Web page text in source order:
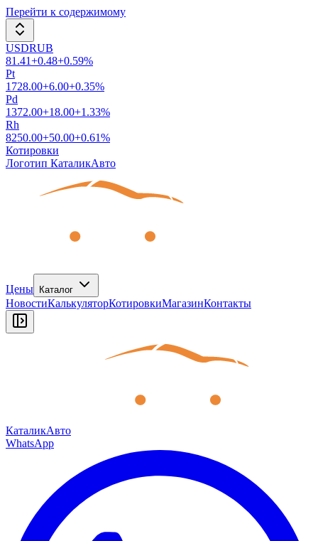
Перейти к содержимому
USDRUB
81.41+0.48+0.59%
Pt
1728.00+6.00+0.35%
Pd
1372.00+18.00+1.33%
Rh
8250.00+50.00+0.61%
Котировки
Логотип КаталикАвто
Цены Каталог
НовостиКалькуляторКотировкиМагазинКонтакты
КаталикАвто
WhatsApp